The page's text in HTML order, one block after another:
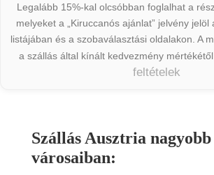
Legalább 15%-kal olcsóbban foglalhat a
melyeket a „Kiruccanós ajánlat” jelvény
listájában és a szobaválasztási oldalakon. A
a szállás által kínált kedvezmény mértékétől
feltételek
Szállás Ausztria nagyobb
városaiban: